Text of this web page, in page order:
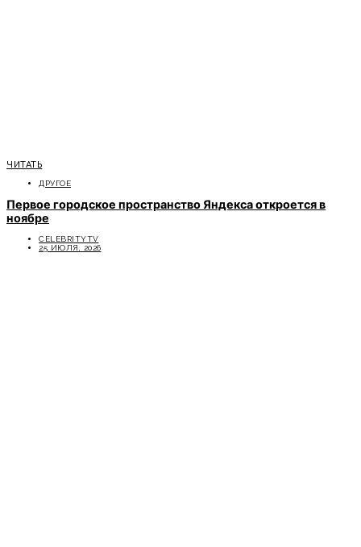
ЧИТАТЬ
ДРУГОЕ
Первое городское пространство Яндекса откроется в
ноябре
CELEBRITYTV
25 ИЮЛЯ, 2026